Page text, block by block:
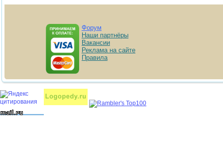
Форум
Наши партнёры
Вакансии
Реклама на сайте
Правила